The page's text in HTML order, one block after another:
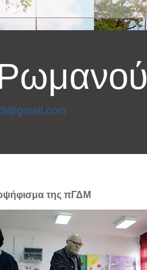
της πΓΔΜ